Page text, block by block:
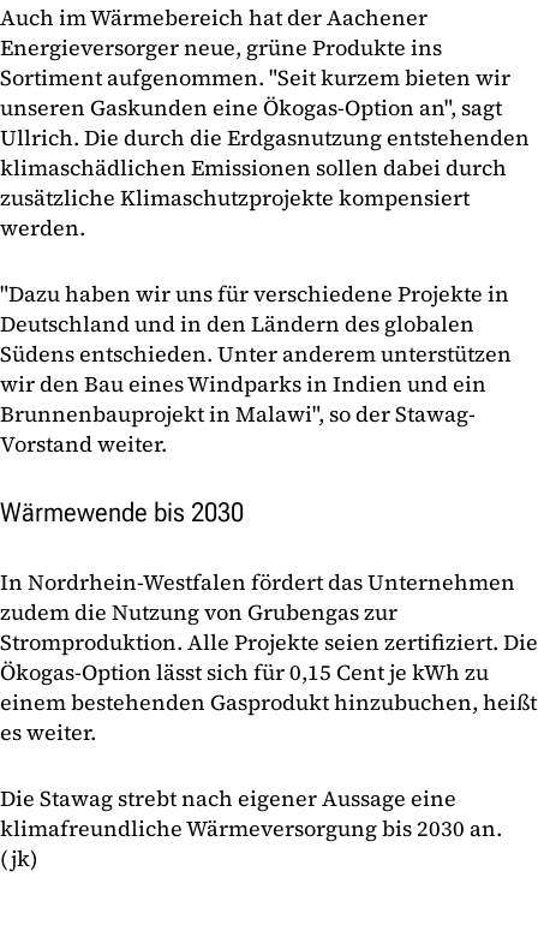
Auch im Wärmebereich hat der Aachener
Energieversorger neue, grüne Produkte ins
Sortiment aufgenommen. "Seit kurzem bieten wir
unseren Gaskunden eine Ökogas-Option an", sagt
Ullrich. Die durch die Erdgasnutzung entstehenden
klimaschädlichen Emissionen sollen dabei durch
zusätzliche Klimaschutzprojekte kompensiert
werden.
"Dazu haben wir uns für verschiedene Projekte in
Deutschland und in den Ländern des globalen
Südens entschieden. Unter anderem unterstützen
wir den Bau eines Windparks in Indien und ein
Brunnenbauprojekt in Malawi", so der Stawag-
Vorstand weiter.
Wärmewende bis 2030
In Nordrhein-Westfalen fördert das Unternehmen
zudem die Nutzung von Grubengas zur
Stromproduktion. Alle Projekte seien zertifiziert. Die
Ökogas-Option lässt sich für 0,15 Cent je kWh zu
einem bestehenden Gasprodukt hinzubuchen, heißt
es weiter.
Die Stawag strebt nach eigener Aussage eine
klimafreundliche Wärmeversorgung bis 2030 an.
(jk)